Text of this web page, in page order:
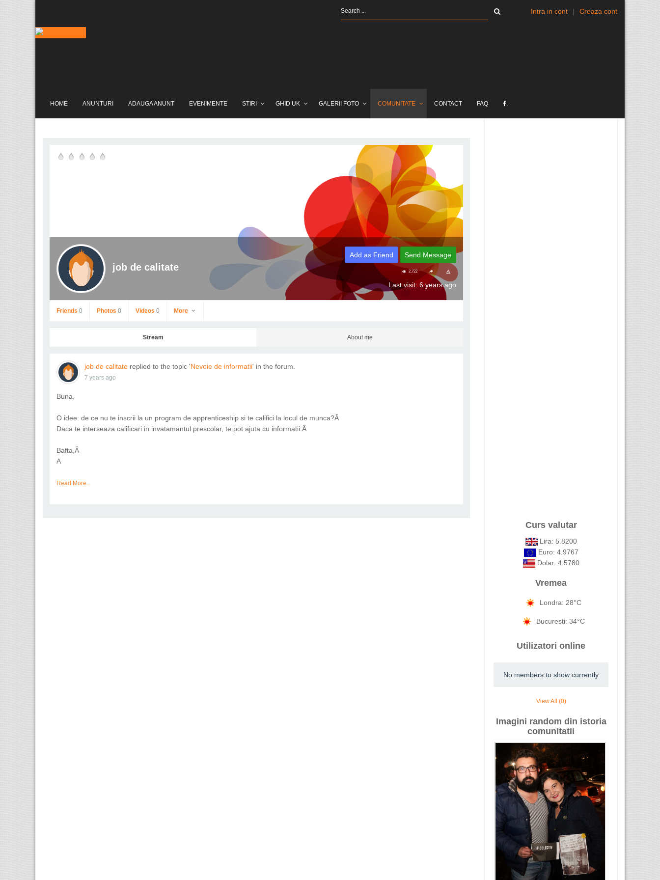
Intra in cont | Creaza cont
HOME ANUNTURI ADAUGA ANUNT EVENIMENTE STIRI GHID UK GALERII FOTO COMUNITATE CONTACT FAQ .
job de calitate
Add as Friend Send Message
2,722
Last visit: 6 years ago
Friends 0 Photos 0 Videos 0 More
Stream About me
job de calitatereplied to the topic 'Nevoie de informatii' in the forum.
7 years ago
Buna,
O idee: de ce nu te inscrii la un program de apprenticeship si te califici la locul de munca?Â
Daca te interseaza calificari in invatamantul prescolar, te pot ajuta cu informatii.Â
Bafta,Â
A
Read More...
Curs valutar
Lira: 5.8200
Euro: 4.9767
Dolar: 4.5780
Vremea
Londra: 28°C
Bucuresti: 34°C
Utilizatori online
No members to show currently
View All (0)
Imagini random din istoria
comunitatii